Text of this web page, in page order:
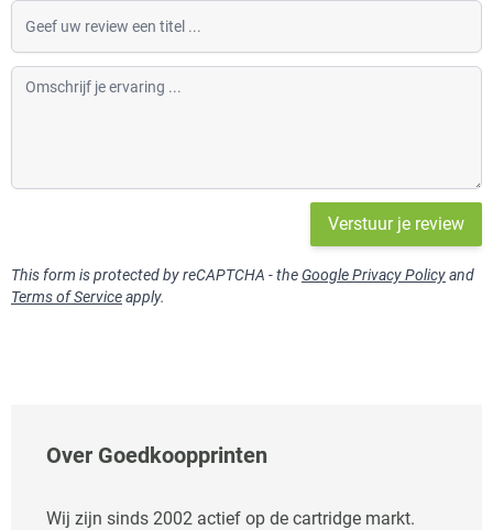
Geef uw review een titel
Omschrijf je ervaring
Verstuur je review
This form is protected by reCAPTCHA - the Google Privacy Policyand
Terms of Serviceapply.
Over Goedkoopprinten
Wij zijn sinds 2002 actief op de cartridge markt.